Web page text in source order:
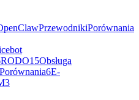
PrzewodnikiPorównania
RODO15Obsługa
Porównania6E-
3